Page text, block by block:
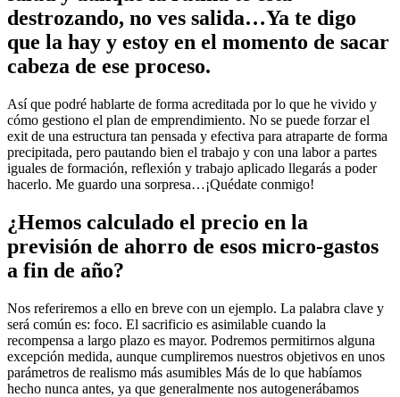
destrozando, no ves salida…Ya te digo
que la hay y estoy en el momento de sacar
cabeza de ese proceso.
Así que podré hablarte de forma acreditada por lo que he vivido y
cómo gestiono el plan de emprendimiento. No se puede forzar el
exit de una estructura tan pensada y efectiva para atraparte de forma
precipitada, pero pautando bien el trabajo y con una labor a partes
iguales de formación, reflexión y trabajo aplicado llegarás a poder
hacerlo. Me guardo una sorpresa…¡Quédate conmigo!
¿Hemos calculado el precio en la
previsión de ahorro de esos micro-gastos
a fin de año?
Nos referiremos a ello en breve con un ejemplo. La palabra clave y
será común es: foco. El sacrificio es asimilable cuando la
recompensa a largo plazo es mayor. Podremos permitirnos alguna
excepción medida, aunque cumpliremos nuestros objetivos en unos
parámetros de realismo más asumibles Más de lo que habíamos
hecho nunca antes, ya que generalmente nos autogenerábamos